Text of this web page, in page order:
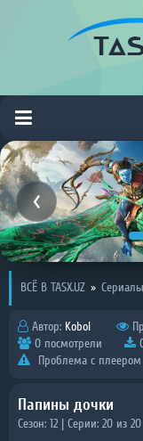
ВСЁ В TASX.UZ » Сериалы
Автор: Kobol
0 посмотрели
Проблема с плеером
Папины дочки
Сезон: 12 | Серии: 20 из 20